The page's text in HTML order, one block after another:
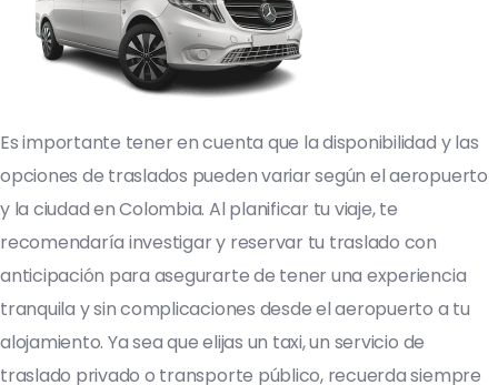
Es importante tener en cuenta que la disponibilidad y las
opciones de traslados pueden variar según el aeropuerto
y la ciudad en Colombia. Al planificar tu viaje, te
recomendaría investigar y reservar tu traslado con
anticipación para asegurarte de tener una experiencia
tranquila y sin complicaciones desde el aeropuerto a tu
alojamiento. Ya sea que elijas un taxi, un servicio de
traslado privado o transporte público, recuerda siempre